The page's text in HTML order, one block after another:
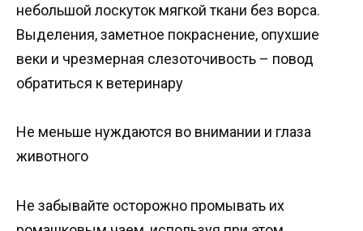
небольшой лоскуток мягкой ткани без ворса.
Выделения, заметное покраснение, опухшие
веки и чрезмерная слезоточивость – повод
обратиться к ветеринару
Не меньше нуждаются во внимании и глаза
животного
Не забывайте осторожно промывать их